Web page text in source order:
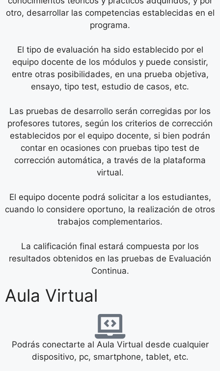
ensayo, tipo test, estudio de casos, etc.
Las pruebas de desarrollo serán corregidas por los
profesores tutores, según los criterios de corrección
establecidos por el equipo docente, si bien podrán
contar en ocasiones con pruebas tipo test de
corrección automática, a través de la plataforma
virtual.
El equipo docente podrá solicitar a los estudiantes,
cuando lo considere oportuno, la realización de otros
trabajos complementarios.
La calificación final estará compuesta por los
resultados obtenidos en las pruebas de Evaluación
Continua.
Aula Virtual
Podrás conectarte al Aula Virtual desde cualquier
dispositivo, pc, smartphone, tablet, etc.
Disponible las 24 horas, para que puedas estudiar a
tu ritmo y sin presiones de tiempo.
Ecosistema Universitario –Avenida Betanzos sn, CP
28034 – Madrid, España –Tel+34 919 01 63 48
info@taleh.co|Políticas de privacidadIAspectos